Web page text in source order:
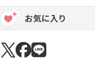
お気に入り